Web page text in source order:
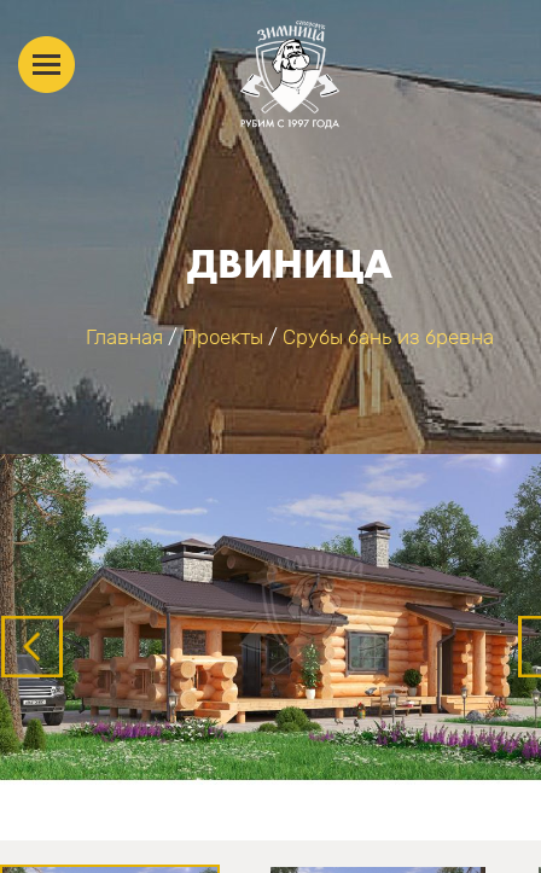
ДВИНИЦА
ВЫ ЗДЕСЬ
Главная / Проекты / Срубы бань из бревна